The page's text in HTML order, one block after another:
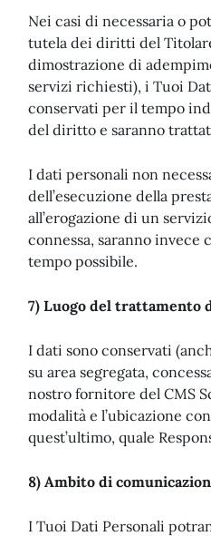
Nei casi di necessaria o
tutela dei diritti del
dimostrazione di
servizi richiesti), i Tuoi
conservati per il tempo
del diritto e saranno
I dati personali non
dell’esecuzione della
all’erogazione di un
connessa, saranno invece
tempo possibile.
7) Luogo del trattamento
I dati sono conservati
su area segregata,
nostro fornitore del CMS
modalità e l’ubicazione
quest’ultimo, quale
8) Ambito di
I Tuoi Dati Personali